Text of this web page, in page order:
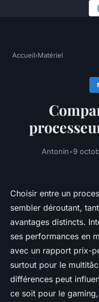
Accueil›Matériel
Antonin•9
Choisir entre un
sembler déroutant,
avantages distincts.
ses performances en
avec un rapport prix-
surtout pour le
différences peut
ce soit pour le